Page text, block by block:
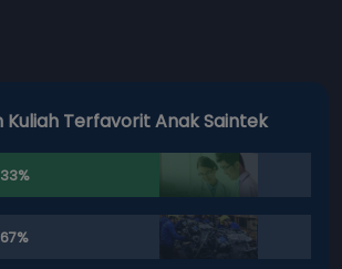
Kuliah Terfavorit Anak Saintek